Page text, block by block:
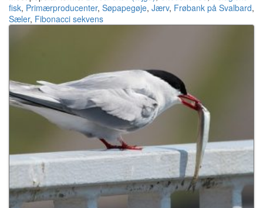
fisk, Primærproducenter, Søpapegøje, Jærv, Frøbank på Svalbard,
Sæler, Fibonacci sekvens